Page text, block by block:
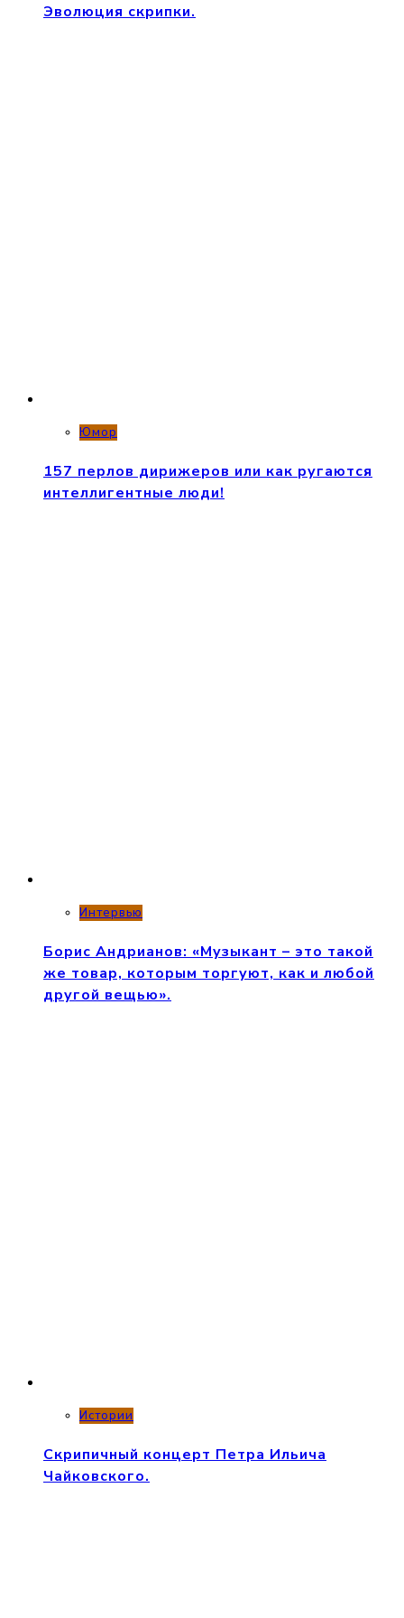
Эволюция скрипки.
Юмор
157 перлов дирижеров или как ругаются
интеллигентные люди!
Интервью
Борис Андрианов: «Музыкант – это такой
же товар, которым торгуют, как и любой
другой вещью».
Истории
Скрипичный концерт Петра Ильича
Чайковского.